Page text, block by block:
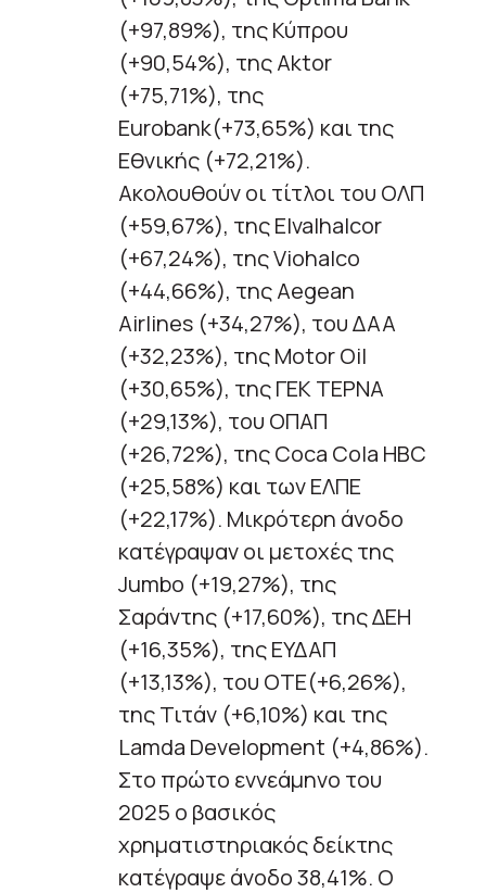
(+97,89%), της Κύπρου
(+90,54%), της Aktor
(+75,71%), της
Eurobank(+73,65%) και της
Εθνικής (+72,21%).
Ακολουθούν οι τίτλοι του ΟΛΠ
(+59,67%), της Elvalhalcor
(+67,24%), της Viohalco
(+44,66%), της Aegean
Airlines (+34,27%), του ΔΑΑ
(+32,23%), της Motor Oil
(+30,65%), της ΓΕΚ ΤΕΡΝΑ
(+29,13%), του ΟΠΑΠ
(+26,72%), της Coca Cola HBC
(+25,58%) και των ΕΛΠΕ
(+22,17%). Μικρότερη άνοδο
κατέγραψαν οι μετοχές της
Jumbo (+19,27%), της
Σαράντης (+17,60%), της ΔΕΗ
(+16,35%), της ΕΥΔΑΠ
(+13,13%), του ΟΤΕ(+6,26%),
της Τιτάν (+6,10%) και της
Lamda Development (+4,86%).
Στο πρώτο εννεάμηνο του
2025 ο βασικός
χρηματιστηριακός δείκτης
κατέγραψε άνοδο 38,41%. Ο